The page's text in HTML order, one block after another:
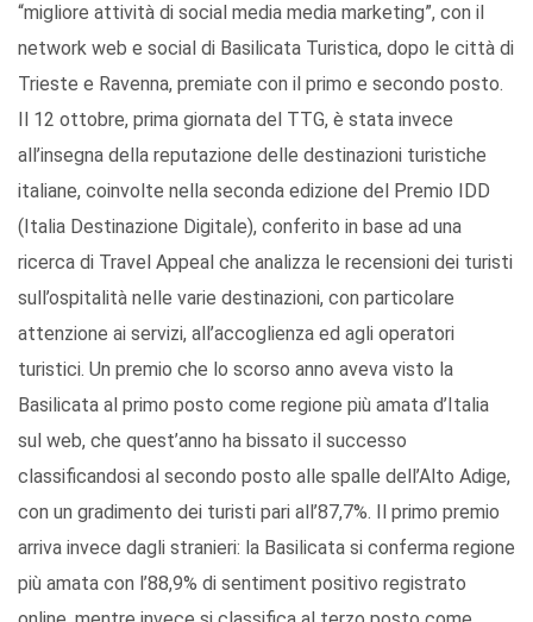
“migliore attività di social media media marketing”, con il
network web e social di Basilicata Turistica, dopo le città di
Trieste e Ravenna, premiate con il primo e secondo posto.
Il 12 ottobre, prima giornata del TTG, è stata invece
all’insegna della reputazione delle destinazioni turistiche
italiane, coinvolte nella seconda edizione del Premio IDD
(Italia Destinazione Digitale), conferito in base ad una
ricerca di Travel Appeal che analizza le recensioni dei turisti
sull’ospitalità nelle varie destinazioni, con particolare
attenzione ai servizi, all’accoglienza ed agli operatori
turistici. Un premio che lo scorso anno aveva visto la
Basilicata al primo posto come regione più amata d’Italia
sul web, che quest’anno ha bissato il successo
classificandosi al secondo posto alle spalle dell’Alto Adige,
con un gradimento dei turisti pari all’87,7%. Il primo premio
arriva invece dagli stranieri: la Basilicata si conferma regione
più amata con l’88,9% di sentiment positivo registrato